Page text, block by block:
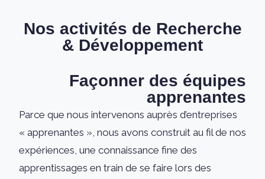
Nos activités de Recherche
& Développement
Façonner des équipes
apprenantes
Parce que nous intervenons auprès d’entreprises
« apprenantes », nous avons construit au fil de nos
expériences, une connaissance fine des
apprentissages en train de se faire lors des